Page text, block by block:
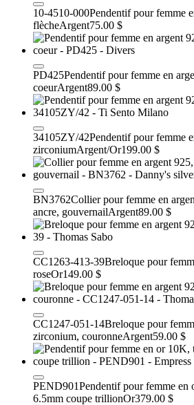
10-4510-000Pendentif pour femme
flècheArgent75.00 $
PD425Pendentif pour femme en
coeurArgent89.00 $
34105ZY/42Pendentif pour femme
zirconiumArgent/Or199.00 $
BN3762Collier pour femme en
ancre, gouvernailArgent89.00 $
CC1263-413-39Breloque pour
roseOr149.00 $
CC1247-051-14Breloque pour
zirconium, couronneArgent59.00 $
PEND901Pendentif pour femme en
6.5mm coupe trillionOr379.00 $